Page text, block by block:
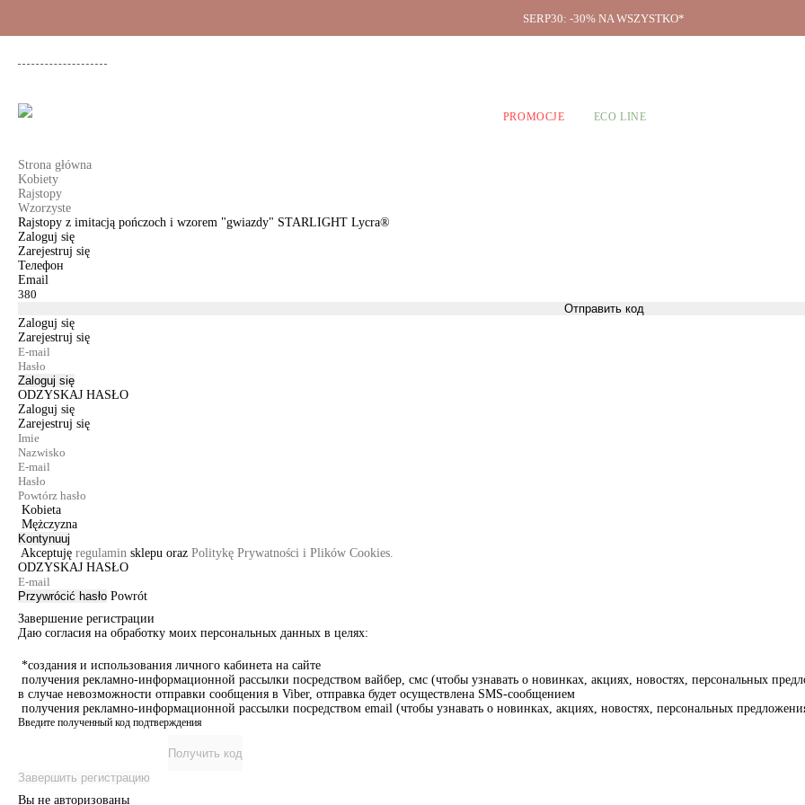
SERP30: -30% NA WSZYSTKO*
PROMOCJE ECO LINE
Strona główna
Kobiety
Rajstopy
Wzorzyste
Rajstopy z imitacją pończoch i wzorem "gwiazdy" STARLIGHT Lycra®
Zaloguj się
Zarejestruj się
Телефон
Email
Отправить код
Zaloguj się
Zarejestruj się
Zaloguj się
ODZYSKAJ HASŁO
Zaloguj się
Zarejestruj się
Kobieta
Mężczyzna
Kontynuuj
Akceptuję regulamin sklepu oraz Politykę Prywatności i Plików Cookies.
ODZYSKAJ HASŁO
Przywrócić hasło Powrót
Завершение регистрации
Даю согласия на обработку моих персональных данных в целях:
*создания и использования личного кабинета на сайте
получения рекламно-информационной рассылки посредством вайбер, смс (чтобы узнавать о новинках, акциях, новостях, персональных
в случае невозможности отправки сообщения в Viber, отправка будет осуществлена SMS-сообщением
получения рекламно-информационной рассылки посредством email (чтобы узнавать о новинках, акциях, новостях, персональных
Введите полученный код подтверждения
Получить код
Завершить регистрацию
Вы не авторизованы